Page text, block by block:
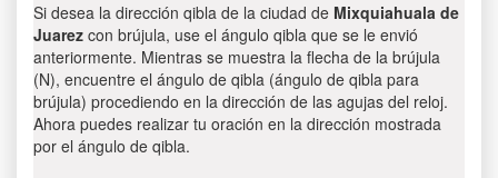
Si desea la dirección qibla de la ciudad de Mixquiahuala de
Juarez con brújula, use el ángulo qibla que se le envió
anteriormente. Mientras se muestra la flecha de la brújula
(N), encuentre el ángulo de qibla (ángulo de qibla para
brújula) procediendo en la dirección de las agujas del reloj.
Ahora puedes realizar tu oración en la dirección mostrada
por el ángulo de qibla.